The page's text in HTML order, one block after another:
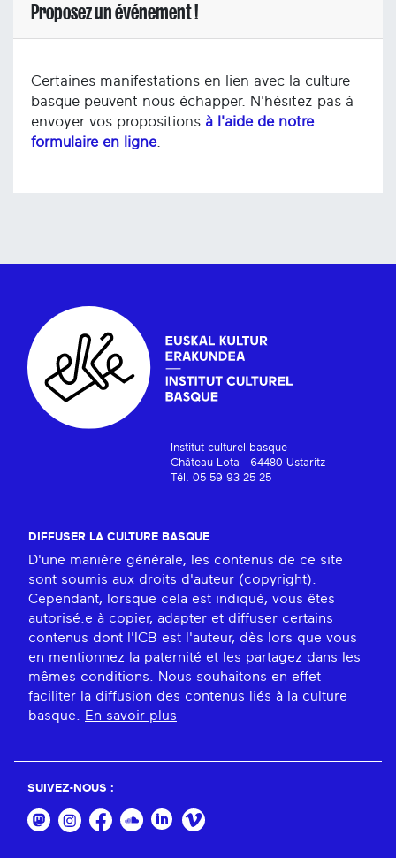
Proposez un événement !
Certaines manifestations en lien avec la culture
basque peuvent nous échapper. N'hésitez pas à
envoyer vos propositions à l'aide de notre
formulaire en ligne.
Institut culturel basque
Château Lota - 64480 Ustaritz
Tél. 05 59 93 25 25
DIFFUSER LA CULTURE BASQUE
D'une manière générale, les contenus de ce site
sont soumis aux droits d'auteur (copyright).
Cependant, lorsque cela est indiqué, vous êtes
autorisé.e à copier, adapter et diffuser certains
contenus dont l'ICB est l'auteur, dès lors que vous
en mentionnez la paternité et les partagez dans les
mêmes conditions. Nous souhaitons en effet
faciliter la diffusion des contenus liés à la culture
basque.
En savoir plus
SUIVEZ-NOUS :